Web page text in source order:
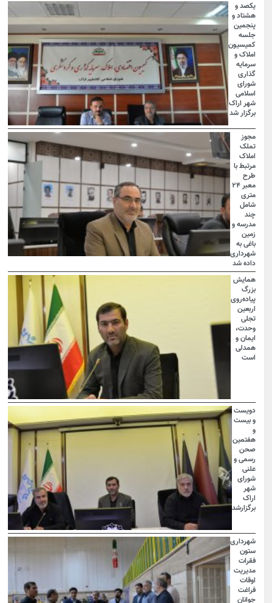
یکصد و
هشتاد و
پنجمین
جلسه
کمیسیون
املاک و
سرمایه
گذاری
شورای
اسلامی
شهر اراک
برگزار شد
مجوز
تملک
املاک
مرتبط با
طرح
معبر ۲۴
متری
شامل
چند
مدرسه و
زمین
باغی به
شهرداری
داده شد
همایش
بزرگ
پیاده‌روی
اربعین
تجلی
وحدت،
ایمان و
همدلی
است
دویست
و بیست
هفتمین
صحن
رسمی و
علنی
شورای
شهر
اراک
برگزارشد
شهرداری
ستون
فقرات
مدیریت
اوقات
فراغت
جوانان